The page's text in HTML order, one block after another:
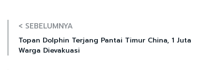
< SEBELUMNYA
Topan Dolphin Terjang Pantai Timur China, 1 Juta
Warga Dievakuasi